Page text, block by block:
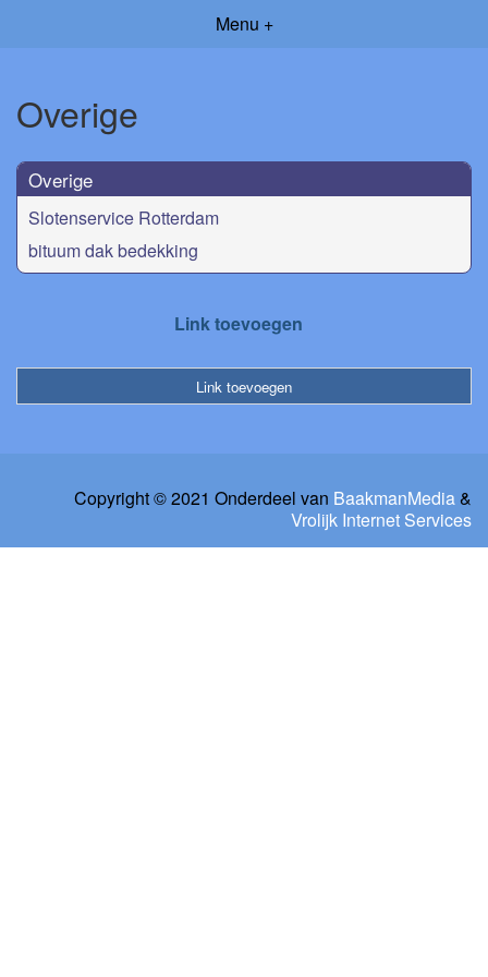
Menu +
Overige
Overige
Slotenservice Rotterdam
bituum dak bedekking
Link toevoegen
Link toevoegen
Copyright © 2021 Onderdeel van BaakmanMedia&
Vrolijk Internet Services